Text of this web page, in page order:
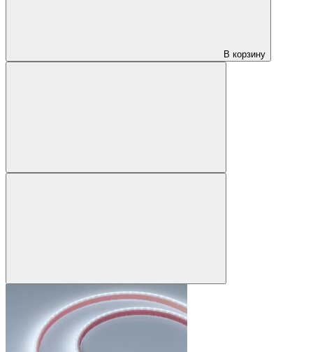
В корзину